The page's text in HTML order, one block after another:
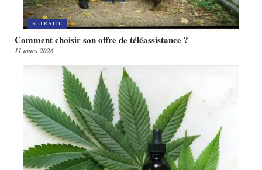
RETRAITE
Comment choisir son offre de téléassistance ?
11 mars 2026